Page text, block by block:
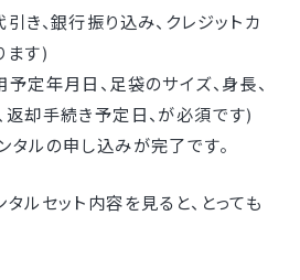
き、銀行振り込み、クレジットカ
ます)
定年月日、足袋のサイズ、身長、
返却手続き予定日、が必須です)
タルの申し込みが完了です。
ルセット内容を見ると、とっても